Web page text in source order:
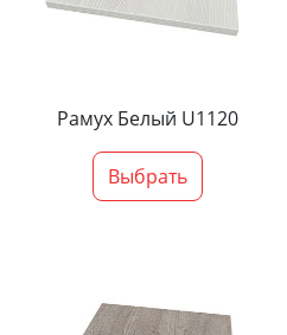
Рамух Белый U1120
Выбрать